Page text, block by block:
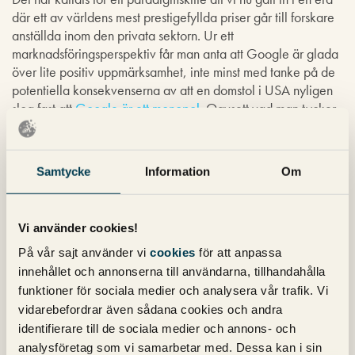
Samtycke Information Om
Vi använder cookies!
På vår sajt använder vi cookies för att anpassa
innehållet och annonserna till användarna, tillhandahålla
funktioner för sociala medier och analysera vår trafik. Vi
vidarebefordrar även sådana cookies och andra
identifierare till de sociala medier och annons- och
analysföretag som vi samarbetar med. Dessa kan i sin
där ett av världens mest prestigefyllda priser går till forskare
anställda inom den privata sektorn. Ur ett
marknadsföringsperspektiv får man anta att Google är glada
över lite positiv uppmärksamhet, inte minst med tanke på de
potentiella konsekvenserna av att en domstol i USA nyligen
slog fast att Google är ett monopol . Oavsett vad man tycker
om det är det svårt att argumentera emot att det är vinsterna
möjligt för Google att springa om den traditionella akademin
vad gäller forskning om och med hjälp av AI.
privatägt techbolag belönas med Nobelpris? Eller är det
bara positivt att privata bolag driver forskningen framåt och
skyndar på utvecklingen? Kommentera gärna nedan!
Linnéa Grankvist
Copywriter